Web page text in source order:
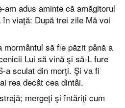
am adus aminte că amăgitorul
viaţă: După trei zile Mă voi
mormântul să fie păzit până a
Lui să vină şi să-L fure
a sculat din morţi. Şi va fi
rea decât cea dintâi.
mergeţi şi întăriţi cum